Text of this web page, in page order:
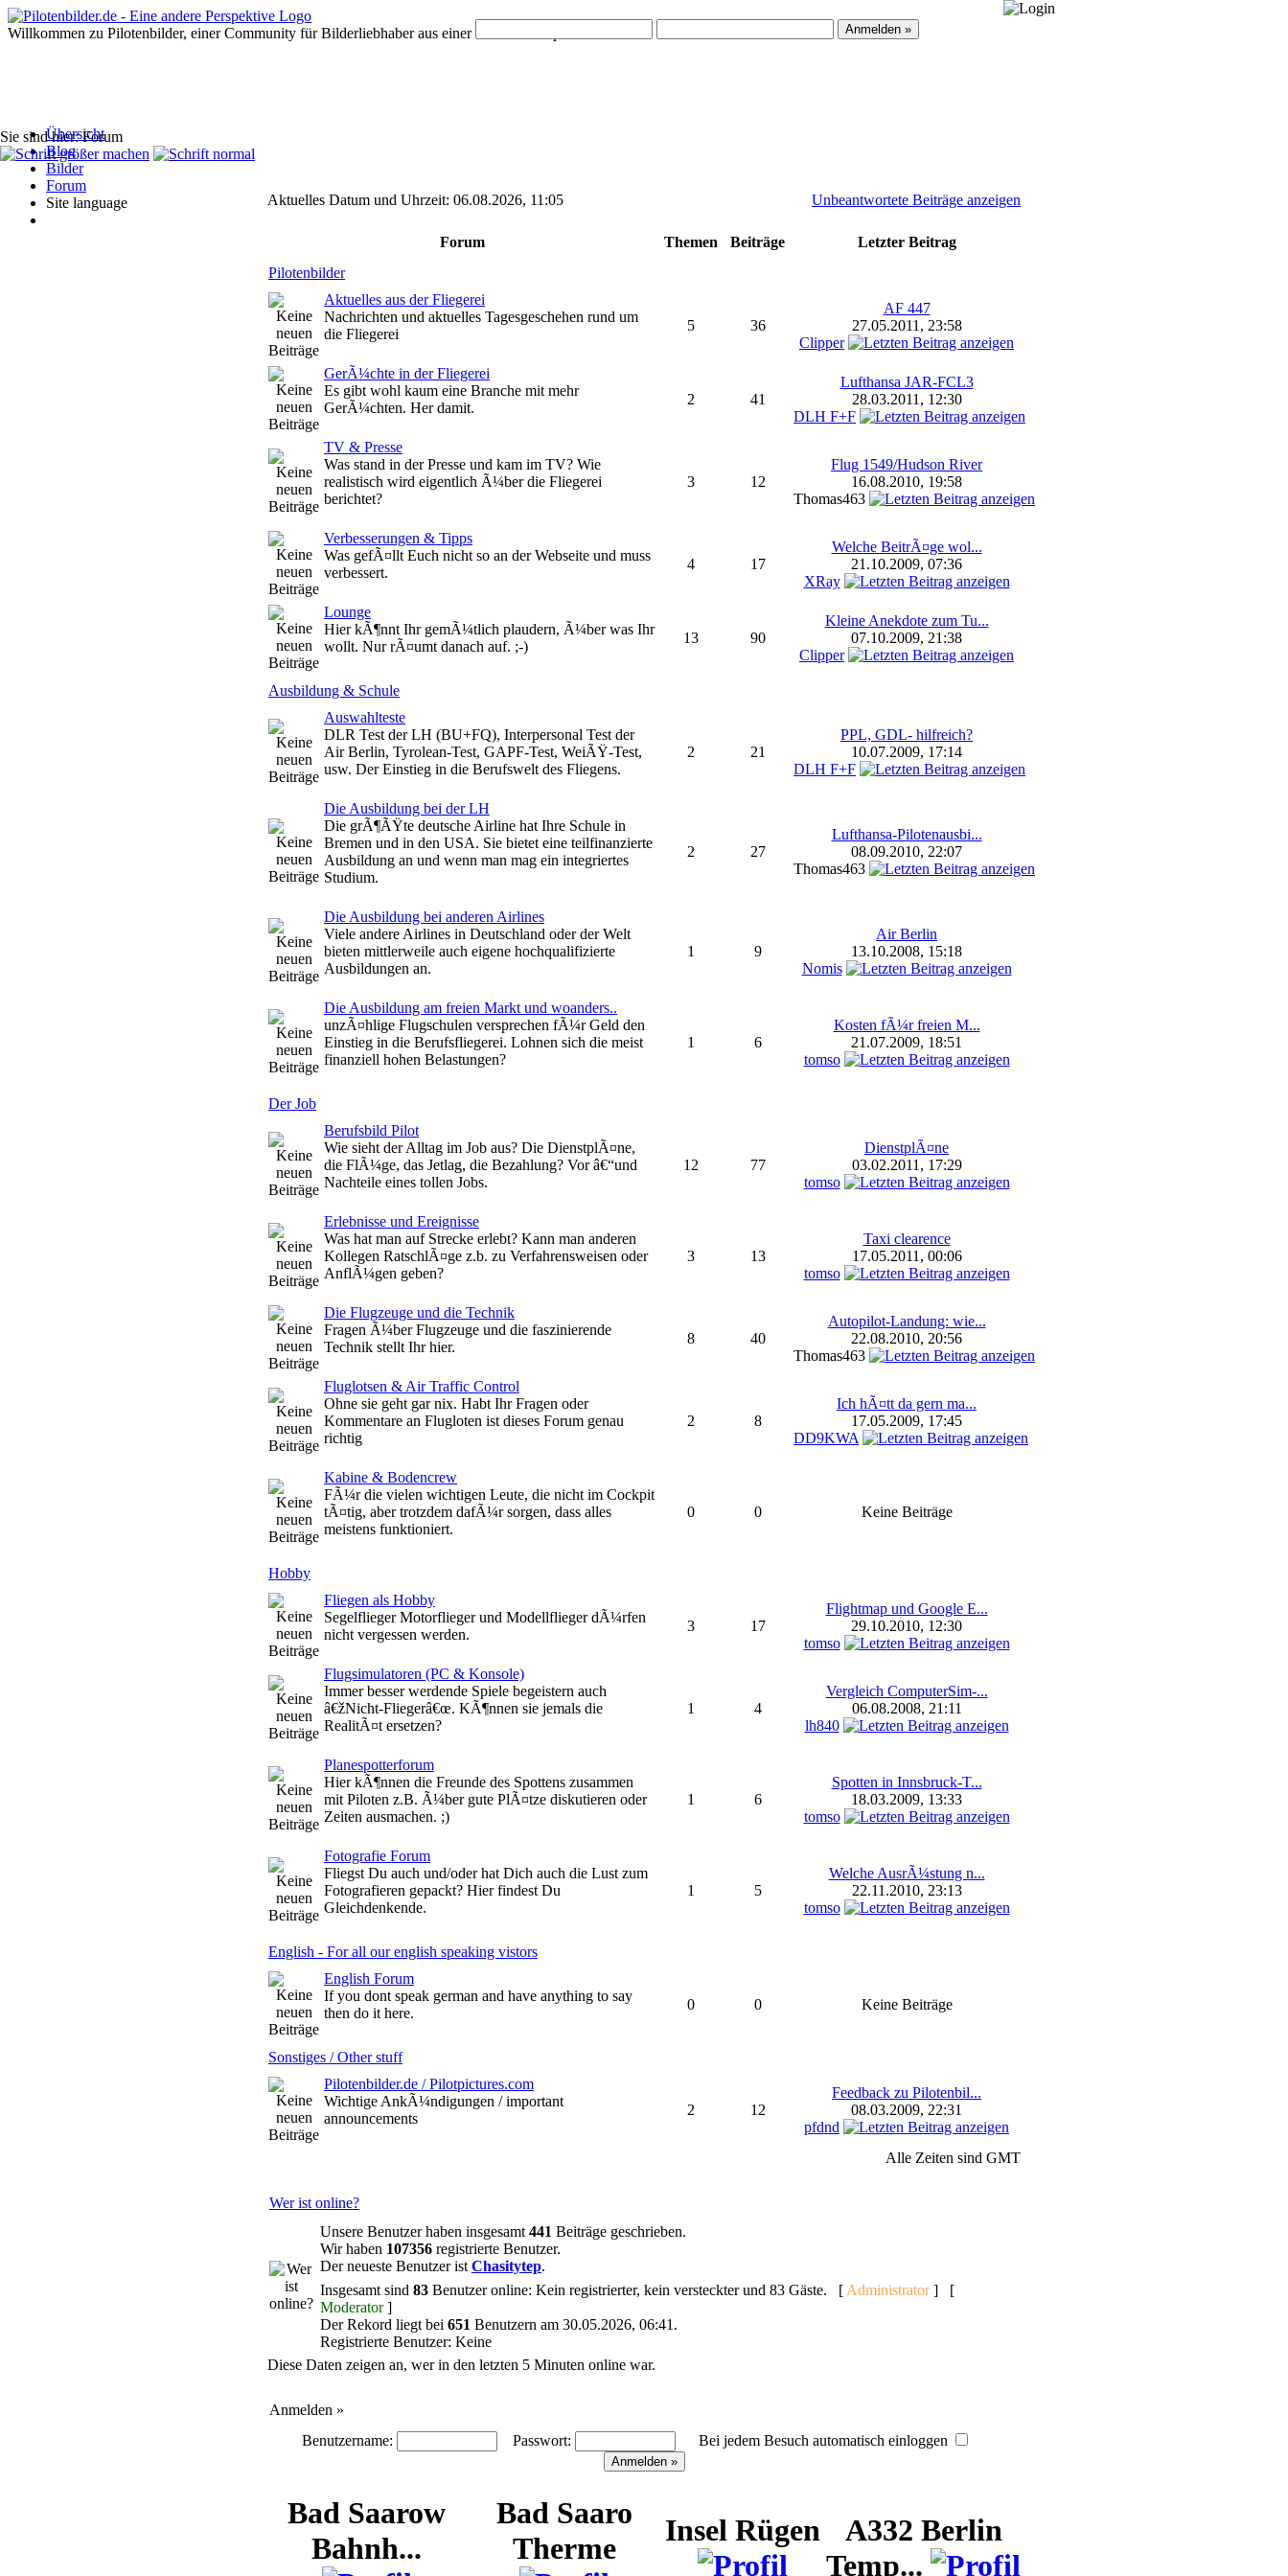
Willkommen zu Pilotenbilder, einer Community für Bilderliebhaber aus einer anderen Perspektive.
Übersicht
Blog
Bilder
Forum
Site language
Sie sind hier: Forum
Aktuelles Datum und Uhrzeit: 06.08.2026, 11:05 Unbeantwortete Beiträge anzeigen
Forum Themen Beiträge
Letzter Beitrag
Pilotenbilder
Aktuelles aus der Fliegerei
Nachrichten und aktuelles Tagesgeschehen rund um
die Fliegerei
5 36
AF 447
27.05.2011, 23:58
Clipper
GerÃ¼chte in der Fliegerei
Es gibt wohl kaum eine Branche mit mehr
GerÃ¼chten. Her damit.
2 41
Lufthansa JAR-FCL3
28.03.2011, 12:30
DLH F+F
TV & Presse
Was stand in der Presse und kam im TV? Wie
realistisch wird eigentlich Ã¼ber die Fliegerei
berichtet?
3 12
Flug 1549/Hudson River
16.08.2010, 19:58
Thomas463
Verbesserungen & Tipps
Was gefÃ¤llt Euch nicht so an der Webseite und muss
verbessert.
4 17
Welche BeitrÃ¤ge wol...
21.10.2009, 07:36
XRay
Lounge
Hier kÃ¶nnt Ihr gemÃ¼tlich plaudern, Ã¼ber was Ihr
wollt. Nur rÃ¤umt danach auf. ;-)
13 90
Kleine Anekdote zum Tu...
07.10.2009, 21:38
Clipper
Ausbildung & Schule
Auswahlteste
DLR Test der LH (BU+FQ), Interpersonal Test der
Air Berlin, Tyrolean-Test, GAPF-Test, WeiÃŸ-Test,
usw. Der Einstieg in die Berufswelt des Fliegens.
2 21
PPL, GDL- hilfreich?
10.07.2009, 17:14
DLH F+F
Die Ausbildung bei der LH
Die grÃ¶ÃŸte deutsche Airline hat Ihre Schule in
Bremen und in den USA. Sie bietet eine teilfinanzierte
Ausbildung an und wenn man mag ein integriertes
Studium.
2 27
Lufthansa-Pilotenausbi...
08.09.2010, 22:07
Thomas463
Die Ausbildung bei anderen Airlines
Viele andere Airlines in Deutschland oder der Welt
bieten mittlerweile auch eigene hochqualifizierte
Ausbildungen an.
1 9
Air Berlin
13.10.2008, 15:18
Nomis
Die Ausbildung am freien Markt und woanders..
unzÃ¤hlige Flugschulen versprechen fÃ¼r Geld den
Einstieg in die Berufsfliegerei. Lohnen sich die meist
finanziell hohen Belastungen?
1 6
Kosten fÃ¼r freien M...
21.07.2009, 18:51
tomso
Der Job
Berufsbild Pilot
Wie sieht der Alltag im Job aus? Die DienstplÃ¤ne,
die FlÃ¼ge, das Jetlag, die Bezahlung? Vor â€“und
Nachteile eines tollen Jobs.
12 77
DienstplÃ¤ne
03.02.2011, 17:29
tomso
Erlebnisse und Ereignisse
Was hat man auf Strecke erlebt? Kann man anderen
Kollegen RatschlÃ¤ge z.b. zu Verfahrensweisen oder
AnflÃ¼gen geben?
3 13
Taxi clearence
17.05.2011, 00:06
tomso
Die Flugzeuge und die Technik
Fragen Ã¼ber Flugzeuge und die faszinierende
Technik stellt Ihr hier.
8 40
Autopilot-Landung: wie...
22.08.2010, 20:56
Thomas463
Fluglotsen & Air Traffic Control
Ohne sie geht gar nix. Habt Ihr Fragen oder
Kommentare an Flugloten ist dieses Forum genau
richtig
2 8
Ich hÃ¤tt da gern ma...
17.05.2009, 17:45
DD9KWA
Kabine & Bodencrew
FÃ¼r die vielen wichtigen Leute, die nicht im Cockpit
tÃ¤tig, aber trotzdem dafÃ¼r sorgen, dass alles
meistens funktioniert.
0 0 Keine Beiträge
Hobby
Fliegen als Hobby
Segelflieger Motorflieger und Modellflieger dÃ¼rfen
nicht vergessen werden.
3 17
Flightmap und Google E...
29.10.2010, 12:30
tomso
Flugsimulatoren (PC & Konsole)
Immer besser werdende Spiele begeistern auch
â€žNicht-Fliegerâ€œ. KÃ¶nnen sie jemals die
RealitÃ¤t ersetzen?
1 4
Vergleich ComputerSim-...
06.08.2008, 21:11
lh840
Planespotterforum
Hier kÃ¶nnen die Freunde des Spottens zusammen
mit Piloten z.B. Ã¼ber gute PlÃ¤tze diskutieren oder
Zeiten ausmachen. ;)
1 6
Spotten in Innsbruck-T...
18.03.2009, 13:33
tomso
Fotografie Forum
Fliegst Du auch und/oder hat Dich auch die Lust zum
Fotografieren gepackt? Hier findest Du
Gleichdenkende.
1 5
Welche AusrÃ¼stung n...
22.11.2010, 23:13
tomso
English - For all our english speaking vistors
English Forum
If you dont speak german and have anything to say
then do it here.
0 0 Keine Beiträge
Sonstiges / Other stuff
Pilotenbilder.de / Pilotpictures.com
Wichtige AnkÃ¼ndigungen / important
announcements
2 12
Feedback zu Pilotenbil...
08.03.2009, 22:31
pfdnd
Alle Zeiten sind GMT
Wer ist online?
Unsere Benutzer haben insgesamt 441 Beiträge geschrieben.
Wir haben 107356 registrierte Benutzer.
Der neueste Benutzer ist Chasitytep.
Insgesamt sind 83 Benutzer online: Kein registrierter, kein versteckter und 83 Gäste. [ Administrator] [
Moderator]
Der Rekord liegt bei 651 Benutzern am 30.05.2026, 06:41.
Registrierte Benutzer: Keine
Diese Daten zeigen an, wer in den letzten 5 Minuten online war.
Anmelden »
Benutzername:
Passwort: Bei jedem Besuch automatisch einloggen
Bad Saarow
Bahnh...
Bad Saaro
Therme
Insel Rügen
A332 Berlin
Temp...